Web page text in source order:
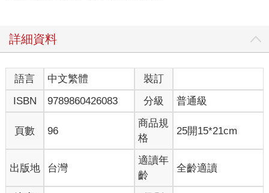
詳細資料
語言 中文繁體
裝訂
ISBN
9789860426083 分級 普通級
頁數 96
商品規
格
25開15*21cm
出版地 台灣
適讀年
齡
全齡適讀